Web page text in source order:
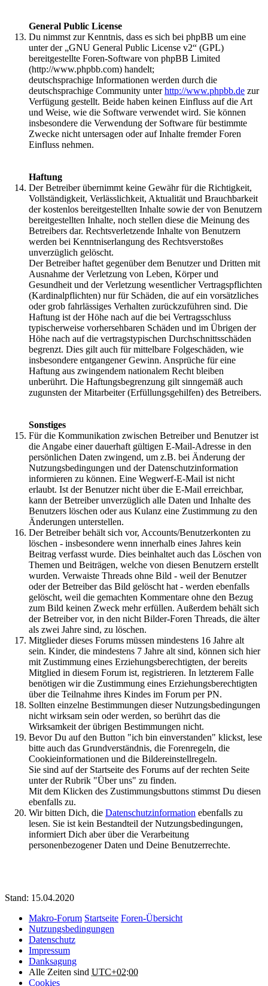
General Public License
Du nimmst zur Kenntnis, dass es sich bei phpBB um eine
unter der „GNU General Public License v2“ (GPL)
bereitgestellte Foren-Software von phpBB Limited
(http://www.phpbb.com) handelt;
deutschsprachige Informationen werden durch die
deutschsprachige Community unterhttp://www.phpbb.de zur
Verfügung gestellt. Beide haben keinen Einfluss auf die Art
und Weise, wie die Software verwendet wird. Sie können
insbesondere die Verwendung der Software für bestimmte
Zwecke nicht untersagen oder auf Inhalte fremder Foren
Einfluss nehmen.
Haftung
Der Betreiber übernimmt keine Gewähr für die Richtigkeit,
Vollständigkeit, Verlässlichkeit, Aktualität und Brauchbarkeit
der kostenlos bereitgestellten Inhalte sowie der von Benutzern
bereitgestellten Inhalte, noch stellen diese die Meinung des
Betreibers dar. Rechtsverletzende Inhalte von Benutzern
werden bei Kenntniserlangung des Rechtsverstoßes
unverzüglich gelöscht.
Der Betreiber haftet gegenüber dem Benutzer und Dritten mit
Ausnahme der Verletzung von Leben, Körper und
Gesundheit und der Verletzung wesentlicher Vertragspflichten
(Kardinalpflichten) nur für Schäden, die auf ein vorsätzliches
oder grob fahrlässiges Verhalten zurückzuführen sind. Die
Haftung ist der Höhe nach auf die bei Vertragsschluss
typischerweise vorhersehbaren Schäden und im Übrigen der
Höhe nach auf die vertragstypischen Durchschnittsschäden
begrenzt. Dies gilt auch für mittelbare Folgeschäden, wie
insbesondere entgangener Gewinn. Ansprüche für eine
Haftung aus zwingendem nationalem Recht bleiben
unberührt. Die Haftungsbegrenzung gilt sinngemäß auch
zugunsten der Mitarbeiter (Erfüllungsgehilfen) des Betreibers.
Sonstiges
Für die Kommunikation zwischen Betreiber und Benutzer ist
die Angabe einer dauerhaft gültigen E-Mail-Adresse in den
persönlichen Daten zwingend, um z.B. bei Änderung der
Nutzungsbedingungen und der Datenschutzinformation
informieren zu können. Eine Wegwerf-E-Mail ist nicht
erlaubt. Ist der Benutzer nicht über die E-Mail erreichbar,
kann der Betreiber unverzüglich alle Daten und Inhalte des
Benutzers löschen oder aus Kulanz eine Zustimmung zu den
Änderungen unterstellen.
Der Betreiber behält sich vor, Accounts/Benutzerkonten zu
löschen - insbesondere wenn innerhalb eines Jahres kein
Beitrag verfasst wurde. Dies beinhaltet auch das Löschen von
Themen und Beiträgen, welche von diesen Benutzern erstellt
wurden. Verwaiste Threads ohne Bild - weil der Benutzer
oder der Betreiber das Bild gelöscht hat - werden ebenfalls
gelöscht, weil die gemachten Kommentare ohne den Bezug
zum Bild keinen Zweck mehr erfüllen. Außerdem behält sich
der Betreiber vor, in den nicht Bilder-Foren Threads, die älter
als zwei Jahre sind, zu löschen.
Mitglieder dieses Forums müssen mindestens 16 Jahre alt
sein. Kinder, die mindestens 7 Jahre alt sind, können sich hier
mit Zustimmung eines Erziehungsberechtigten, der bereits
Mitglied in diesem Forum ist, registrieren. In letzterem Falle
benötigen wir die Zustimmung eines Erziehungsberechtigten
über die Teilnahme ihres Kindes im Forum per PN.
Sollten einzelne Bestimmungen dieser Nutzungsbedingungen
nicht wirksam sein oder werden, so berührt das die
Wirksamkeit der übrigen Bestimmungen nicht.
Bevor Du auf den Button "ich bin einverstanden" klickst, lese
bitte auch das Grundverständnis, die Forenregeln, die
Cookieinformationen und die Bildereinstellregeln.
Sie sind auf der Startseite des Forums auf der rechten Seite
unter der Rubrik "Über uns" zu finden.
Mit dem Klicken des Zustimmungsbuttons stimmst Du diesen
ebenfalls zu.
Wir bitten Dich, die Datenschutzinformation ebenfalls zu
lesen. Sie ist kein Bestandteil der Nutzungsbedingungen,
informiert Dich aber über die Verarbeitung
personenbezogener Daten und Deine Benutzerrechte.
Stand: 15.04.2020
Makro-Forum Startseite Foren-Übersicht
Nutzungsbedingungen
Datenschutz
Impressum
Danksagung
Alle Zeiten sind UTC+02:00
Cookies